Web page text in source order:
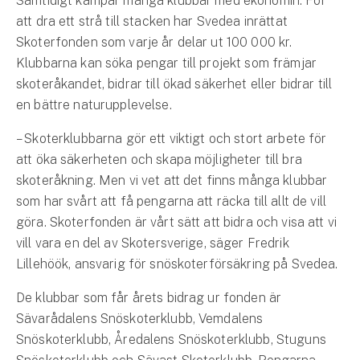
Företag
Företagsförsäkring
Bilförsäkring för företag
Drönarförsäkring
För förmedlare
Gruppförsäkringar
Kommunolycksfall
Försäkring via förmedlare
Se alla försäkringar
att dra ett strå till stacken har Svedea inrättat
Skoterfonden som varje år delar ut 100 000 kr.
Klubbarna kan söka pengar till projekt som främjar
skoteråkandet, bidrar till ökad säkerhet eller bidrar till
en bättre naturupplevelse.
– Skoterklubbarna gör ett viktigt och stort arbete för
att öka säkerheten och skapa möjligheter till bra
skoteråkning. Men vi vet att det finns många klubbar
som har svårt att få pengarna att räcka till allt de vill
göra. Skoterfonden är vårt sätt att bidra och visa att vi
vill vara en del av Skotersverige, säger Fredrik
Lillehöök, ansvarig för snöskoterförsäkring på Svedea.
De klubbar som får årets bidrag ur fonden är
Sävarådalens Snöskoterklubb, Vemdalens
Snöskoterklubb, Åredalens Snöskoterklubb, Stuguns